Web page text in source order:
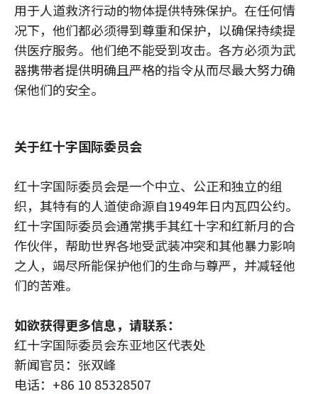
用于人道救济行动的物体提供特殊保护。在任何情
况下，他们都必须得到尊重和保护，以确保持续提
供医疗服务。他们绝不能受到攻击。各方必须为武
器携带者提供明确且严格的指令从而尽最大努力确
保他们的安全。
关于红十字国际委员会
红十字国际委员会是一个中立、公正和独立的组
织，其特有的人道使命源自1949年日内瓦四公约。
红十字国际委员会通常携手其红十字和红新月的合
作伙伴，帮助世界各地受武装冲突和其他暴力影响
之人，竭尽所能保护他们的生命与尊严，并减轻他
们的苦难。
如欲获得更多信息，请联系：
红十字国际委员会东亚地区代表处
新闻官员：张双峰
电话：+86 10 85328507